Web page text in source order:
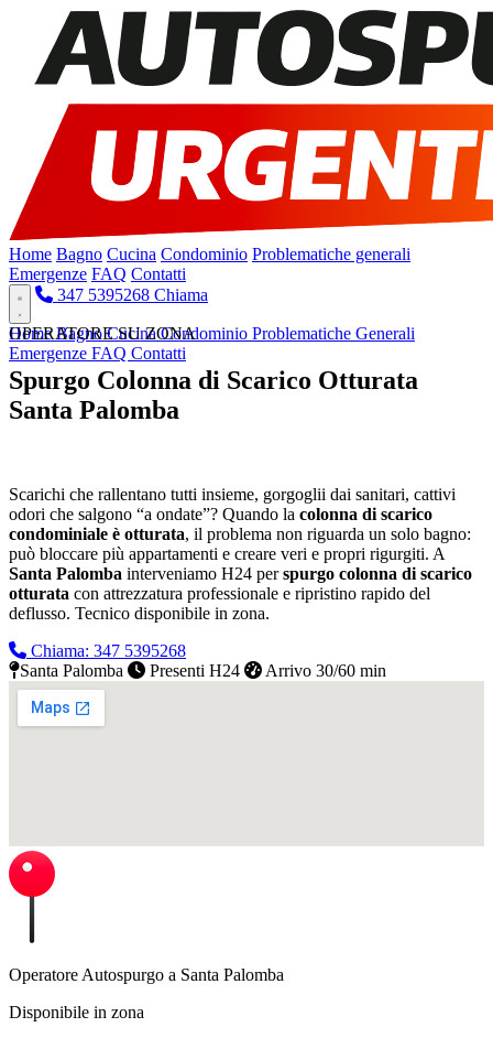
Home Bagno Cucina Condominio Problematiche generali
Emergenze FAQ Contatti
347 5395268 Chiama
HomeBagnoCucinaCondominio Problematiche Generali
Emergenze FAQ Contatti
OPERATORE SU ZONA
Spurgo Colonna di Scarico Otturata
Santa Palomba
Scarichi che rallentano tutti insieme, gorgoglii dai sanitari, cattivi
odori che salgono “a ondate”? Quando la colonna di scarico
condominiale è otturata, il problema non riguarda un solo bagno:
può bloccare più appartamenti e creare veri e propri rigurgiti. A
Santa Palomba interveniamo H24 perspurgo colonna di scarico
otturata con attrezzatura professionale e ripristino rapido del
deflusso. Tecnico disponibile in zona.
Chiama: 347 5395268
Santa Palomba
Presenti H24 Arrivo 30/60 min
Operatore Autospurgo a Santa Palomba
Disponibile in zona